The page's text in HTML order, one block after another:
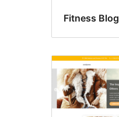
Fitness Blog